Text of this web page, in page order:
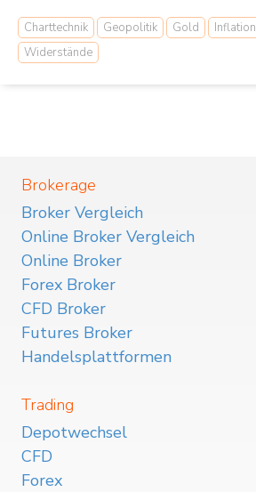
Charttechnik Geopolitik Gold Inflation
Widerstände
Brokerage
Broker Vergleich
Online Broker Vergleich
Online Broker
Forex Broker
CFD Broker
Futures Broker
Handelsplattformen
Trading
Depotwechsel
CFD
Forex